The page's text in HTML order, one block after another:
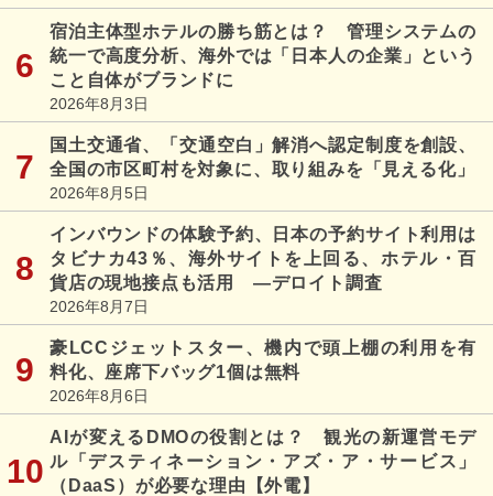
宿泊主体型ホテルの勝ち筋とは？ 管理システムの
統一で高度分析、海外では「日本人の企業」という
こと自体がブランドに
2026年8月3日
国土交通省、「交通空白」解消へ認定制度を創設、
全国の市区町村を対象に、取り組みを「見える化」
2026年8月5日
インバウンドの体験予約、日本の予約サイト利用は
タビナカ43％、海外サイトを上回る、ホテル・百
貨店の現地接点も活用 ―デロイト調査
2026年8月7日
豪LCCジェットスター、機内で頭上棚の利用を有
料化、座席下バッグ1個は無料
2026年8月6日
AIが変えるDMOの役割とは？ 観光の新運営モデ
ル「デスティネーション・アズ・ア・サービス」
（DaaS）が必要な理由【外電】